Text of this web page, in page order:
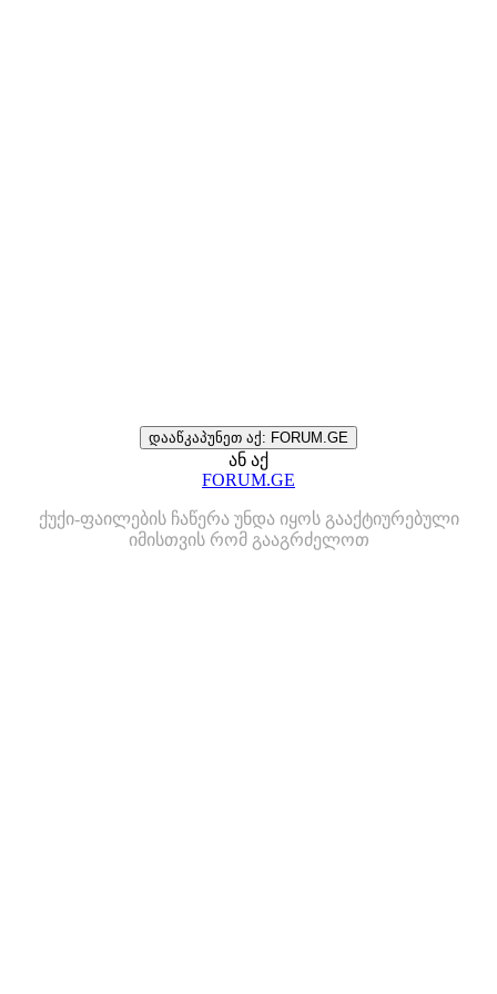
დააწკაპუნეთ აქ: FORUM.GE
ან აქ
FORUM.GE
ქუქი-ფაილების ჩაწერა უნდა იყოს გააქტიურებული
იმისთვის რომ გააგრძელოთ